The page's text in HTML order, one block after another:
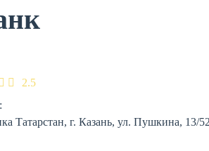
2.5
Татарстан, г. Казань, ул. Пушкина, 13/